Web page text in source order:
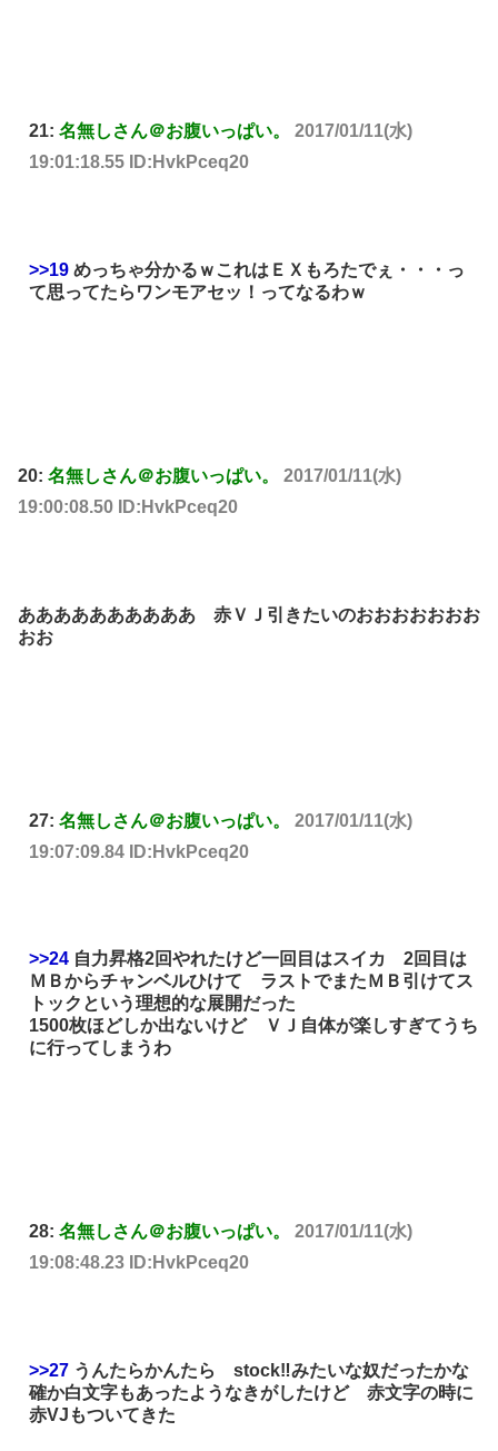
21: 名無しさん＠お腹いっぱい。
2017/01/11(水)
19:01:18.55 ID:HvkPceq20
>>19 めっちゃ分かるｗこれはＥＸもろたでぇ・・・っ
て思ってたらワンモアセッ！ってなるわｗ
20: 名無しさん＠お腹いっぱい。
2017/01/11(水)
19:00:08.50 ID:HvkPceq20
ああああああああああ 赤ＶＪ引きたいのおおおおおおお
おお
27: 名無しさん＠お腹いっぱい。
2017/01/11(水)
19:07:09.84 ID:HvkPceq20
>>24 自力昇格2回やれたけど一回目はスイカ 2回目は
ＭＢからチャンベルひけて ラストでまたＭＢ引けてス
トックという理想的な展開だった
1500枚ほどしか出ないけど ＶＪ自体が楽しすぎてうち
に行ってしまうわ
28: 名無しさん＠お腹いっぱい。
2017/01/11(水)
19:08:48.23 ID:HvkPceq20
>>27 うんたらかんたら stock‼みたいな奴だったかな
確か白文字もあったようなきがしたけど 赤文字の時に
赤VJもついてきた